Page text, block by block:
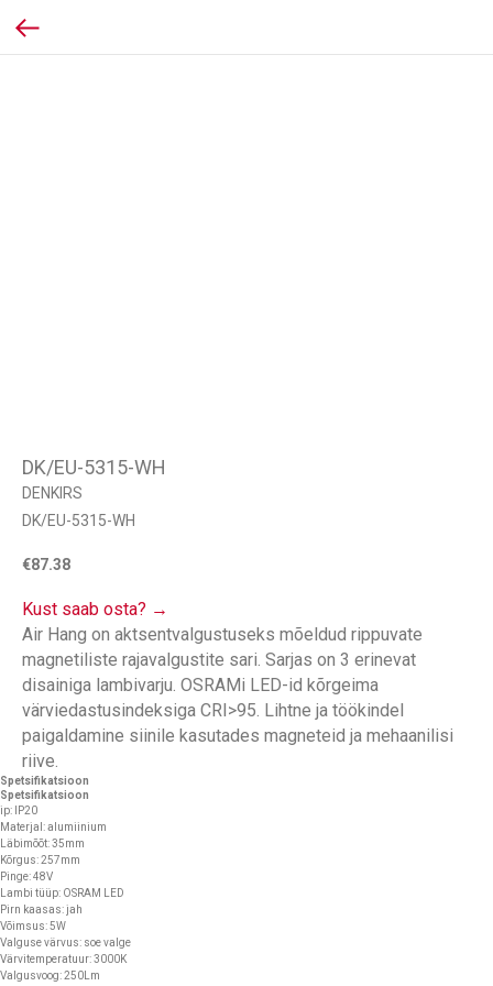
DK/EU-5315-WH
DENKIRS
DK/EU-5315-WH
€87.38
Kust saab osta? →
Air Hang on aktsentvalgustuseks mõeldud rippuvate
magnetiliste rajavalgustite sari. Sarjas on 3 erinevat
disainiga lambivarju. OSRAMi LED-id kõrgeima
värviedastusindeksiga CRI>95. Lihtne ja töökindel
paigaldamine siinile kasutades magneteid ja mehaanilisi
riive.
Spetsifikatsioon
Spetsifikatsioon
ip: IP20
Materjal: alumiinium
Läbimõõt: 35mm
Kõrgus: 257mm
Pinge: 48V
Lambi tüüp: OSRAM LED
Pirn kaasas: jah
Võimsus: 5W
Valguse värvus: soe valge
Värvitemperatuur: 3000K
Valgusvoog: 250Lm